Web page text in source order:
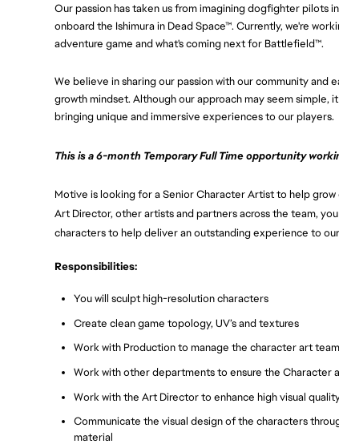
Our passion has taken us from imagining dogfighter pilots
onboard the Ishimura in Dead Space™. Currently, we're
adventure game and what's coming next for Battlefield™.
We believe in sharing our passion with our community and
growth mindset. Although our approach may seem simple,
bringing unique and immersive experiences to our players.
This is a 6-month Temporary Full Time opportunity
Motive is looking for a Senior Character Artist to help
Art Director, other artists and partners across the team,
characters to help deliver an outstanding experience to
Responsibilities:
You will sculpt high-resolution characters
Create clean game topology, UV’s and textures
Work with Production to manage the character art
Work with other departments to ensure the Character
Work with the Art Director to enhance high visual
Communicate the visual design of the characters
material